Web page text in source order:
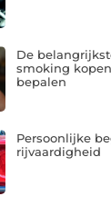
De
smoking
bepalen
Persoonlijke
rijvaardigheid